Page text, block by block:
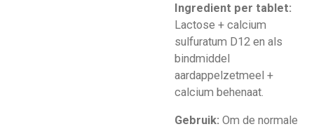
Ingredient per tablet:
Lactose + calcium
sulfuratum D12 en als
bindmiddel
aardappelzetmeel +
calcium behenaat.
Gebruik: Om de normale